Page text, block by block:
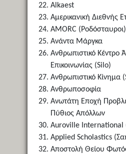
Alkaest
Αμερικανική Διεθνής
AMORC (Ροδόσταυροι)
Ανάντα Μάργκα
Ανθρωπιστικό Κέντρο
Επικοινωνίας (Silo)
Ανθρωπιστικό Κίνημα
Ανθρωποσοφία
Ανωτάτη Εποχή
Πύθιος Απόλλων
Auroville International
Applied Scholastics
Αποστολή Θείου